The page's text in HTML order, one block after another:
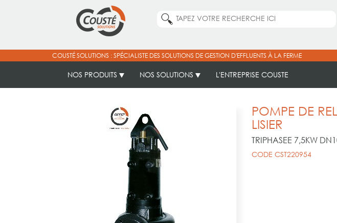
COUSTÉ SOLUTIONS : SPÉCIALISTE DES SOLUTIONS DE GESTION D'EFFLUENTS À LA FERME
NOS PRODUITS NOS SOLUTIONS L'ENTREPRISE COUSTE
POMPE DE
LISIER
TRIPHASEE 7,5KW
CODE CST220954